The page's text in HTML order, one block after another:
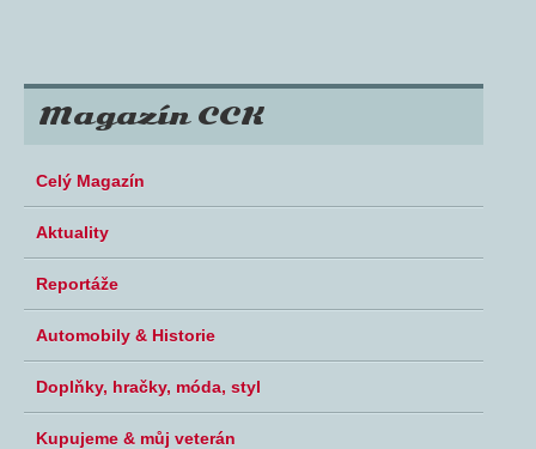
Magazín CCK
Celý Magazín
Aktuality
Reportáže
Automobily & Historie
Doplňky, hračky, móda, styl
Kupujeme & můj veterán